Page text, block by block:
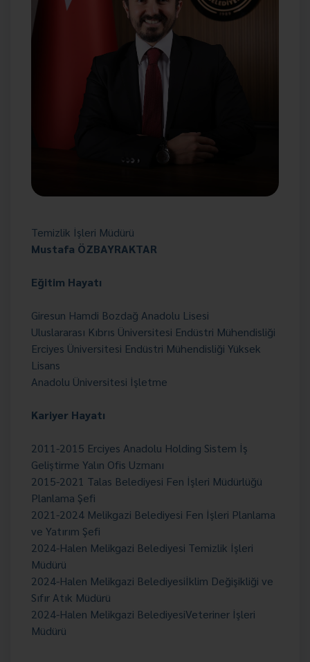
Temizlik İşleri Müdürü
Mustafa ÖZBAYRAKTAR
Eğitim Hayatı
Giresun Hamdi Bozdağ Anadolu Lisesi
Uluslararası Kıbrıs Üniversitesi Endüstri Mühendisliği
Erciyes Üniversitesi Endüstri Mühendisliği Yüksek
Lisans
Anadolu Üniversitesi İşletme
Kariyer Hayatı
2011-2015 Erciyes Anadolu Holding Sistem İş
Geliştirme Yalın Ofis Uzmanı
2015-2021 Talas Belediyesi Fen İşleri Müdürlüğü
Planlama Şefi
2021-2024 Melikgazi Belediyesi Fen İşleri Planlama
ve Yatırım Şefi
2024-Halen Melikgazi Belediyesi Temizlik İşleri
Müdürü
2024-Halen Melikgazi Belediyesiİklim Değişikliği ve
Sıfır Atık Müdürü
2024-Halen Melikgazi BelediyesiVeteriner İşleri
Müdürü